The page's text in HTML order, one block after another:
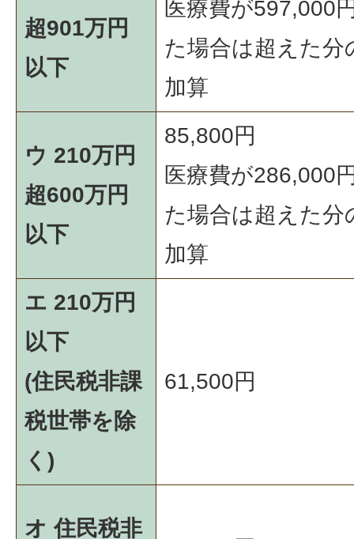
超901万円
以下
医療費が597,000
た場合は超えた分
加算
ウ 210万円
超600万円
以下
85,800円
医療費が286,000
た場合は超えた分
加算
エ 210万円
以下
(住民税非課
税世帯を除
く)
61,500円
オ 住民税非